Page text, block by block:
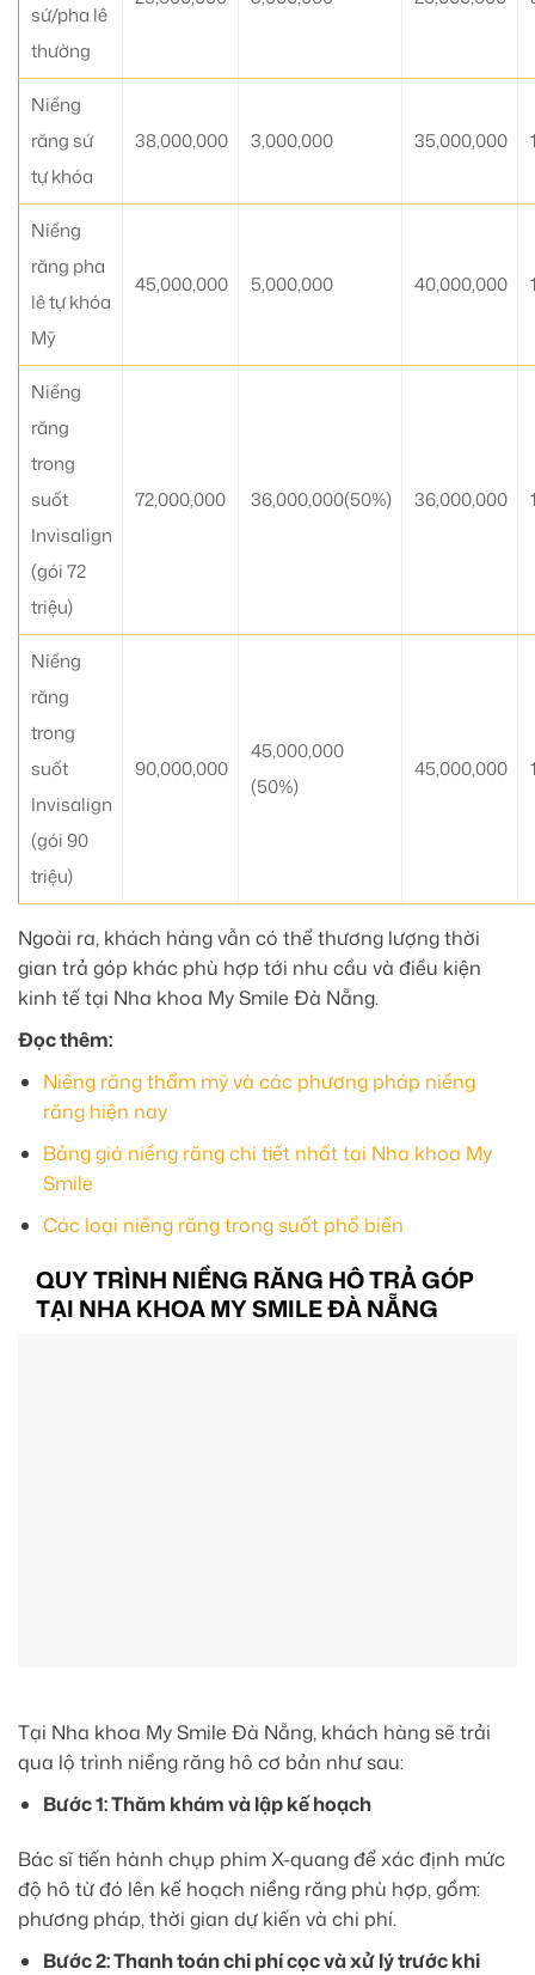
sứ/pha lê
thường
Niềng
răng sứ
tự khóa
38,000,000 3,000,000 35,000,000
Niềng
răng pha
lê tự khóa
Mỹ
45,000,000 5,000,000 40,000,000
Niềng
răng
trong
suốt
Invisalign
(gói 72
triệu)
72,000,000 36,000,000(50%) 36,000,000
Niềng
răng
trong
suốt
Invisalign
(gói 90
triệu)
90,000,000
45,000,000
(50%)
45,000,000
Ngoài ra, khách hàng vẫn có thể thương lượng thời
gian trả góp khác phù hợp tới nhu cầu và điều kiện
kinh tế tại Nha khoa My Smile Đà Nẵng.
Đọc thêm:
Niềng răng thẩm mỹ và các phương pháp niềng
răng hiện nay
Bảng giá niềng răng chi tiết nhất tại Nha khoa My
Smile
Các loại niềng răng trong suốt phổ biến
QUY TRÌNH NIỀNG RĂNG HÔ TRẢ GÓP
TẠI NHA KHOA MY SMILE ĐÀ NẴNG
Tại Nha khoa My Smile Đà Nẵng, khách hàng sẽ trải
qua lộ trình niềng răng hô cơ bản như sau:
Bước 1: Thăm khám và lập kế hoạch
Bác sĩ tiến hành chụp phim X-quang để xác định mức
độ hô từ đó lên kế hoạch niềng răng phù hợp, gồm:
phương pháp, thời gian dự kiến và chi phí.
Bước 2: Thanh toán chi phí cọc và xử lý trước khi